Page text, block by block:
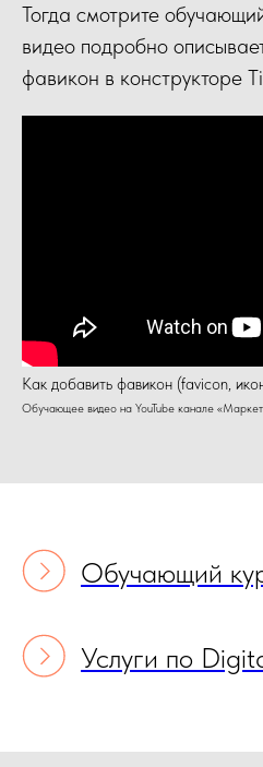
Тогда смотрите
видео подробно
фавикон в конструкторе
Как добавить фавикон (favicon,
Обучающее видео на YouTube канале
Обучающий
Услуги по